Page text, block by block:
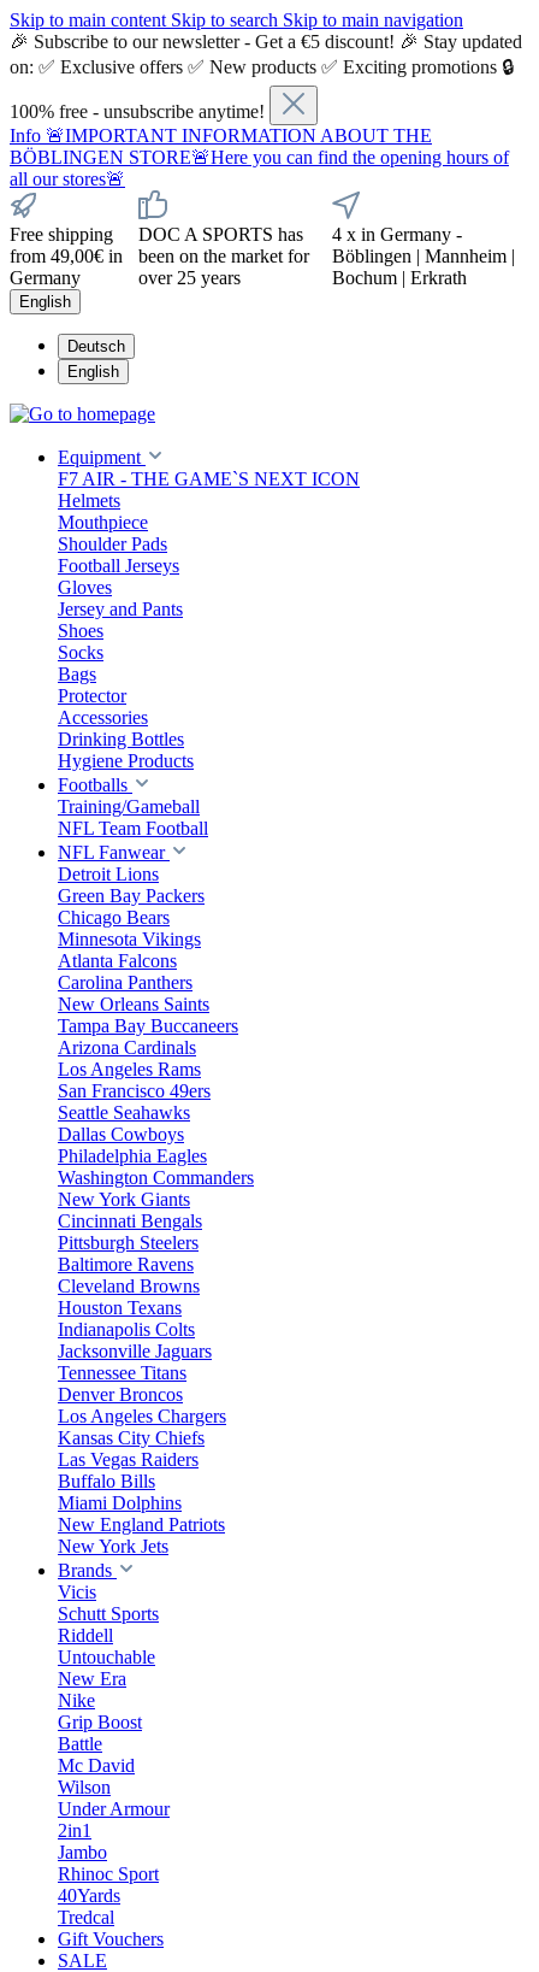
Skip to main content Skip to search Skip to main navigation
🎉 Subscribe to our newsletter - Get a €5 discount! 🎉 Stay updated
on: ✅ Exclusive offers ✅ New products ✅ Exciting promotions 🔒
100% free - unsubscribe anytime!
Info 🚨IMPORTANT INFORMATION ABOUT THE
BÖBLINGEN STORE🚨Here you can find the opening hours of
all our stores🚨
Free shipping
from 49,00€ in
Germany
DOC A SPORTS has
been on the market for
over 25 years
4 x in Germany -
Böblingen | Mannheim |
Bochum | Erkrath
English
Deutsch
English
Equipment
F7 AIR - THE GAME`S NEXT ICON
Helmets
Mouthpiece
Shoulder Pads
Football Jerseys
Gloves
Jersey and Pants
Shoes
Socks
Bags
Protector
Accessories
Drinking Bottles
Hygiene Products
Footballs
Training/Gameball
NFL Team Football
NFL Fanwear
Detroit Lions
Green Bay Packers
Chicago Bears
Minnesota Vikings
Atlanta Falcons
Carolina Panthers
New Orleans Saints
Tampa Bay Buccaneers
Arizona Cardinals
Los Angeles Rams
San Francisco 49ers
Seattle Seahawks
Dallas Cowboys
Philadelphia Eagles
Washington Commanders
New York Giants
Cincinnati Bengals
Pittsburgh Steelers
Baltimore Ravens
Cleveland Browns
Houston Texans
Indianapolis Colts
Jacksonville Jaguars
Tennessee Titans
Denver Broncos
Los Angeles Chargers
Kansas City Chiefs
Las Vegas Raiders
Buffalo Bills
Miami Dolphins
New England Patriots
New York Jets
Brands
Vicis
Schutt Sports
Riddell
Untouchable
New Era
Nike
Grip Boost
Battle
Mc David
Wilson
Under Armour
2in1
Jambo
Rhinoc Sport
40Yards
Tredcal
Gift Vouchers
SALE